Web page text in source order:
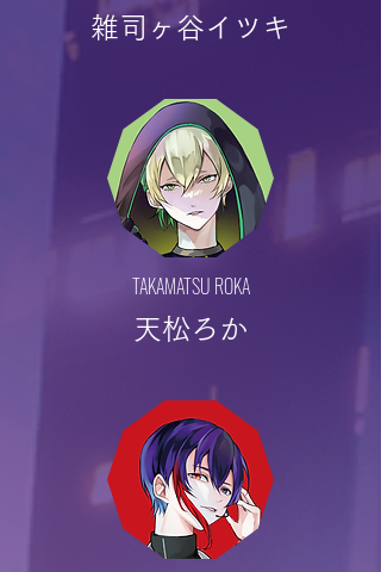
雑司ヶ谷イツキ
TAKAMATSU ROKA
天松ろか